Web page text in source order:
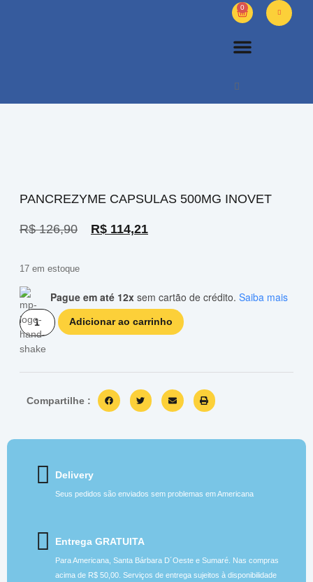
0
PANCREZYME CAPSULAS 500MG INOVET
R$126,90 R$ 114,21
17 em estoque
Pague em até 12x sem cartão de crédito. Saiba mais
Adicionar ao carrinho
Compartilhe :
Delivery
Seus pedidos são enviados sem problemas em Americana
Entrega GRATUITA
Para Americana, Santa Bárbara D´Oeste e Sumaré. Nas compras
acima de R$ 50,00. Serviços de entrega sujeitos à disponibilidade